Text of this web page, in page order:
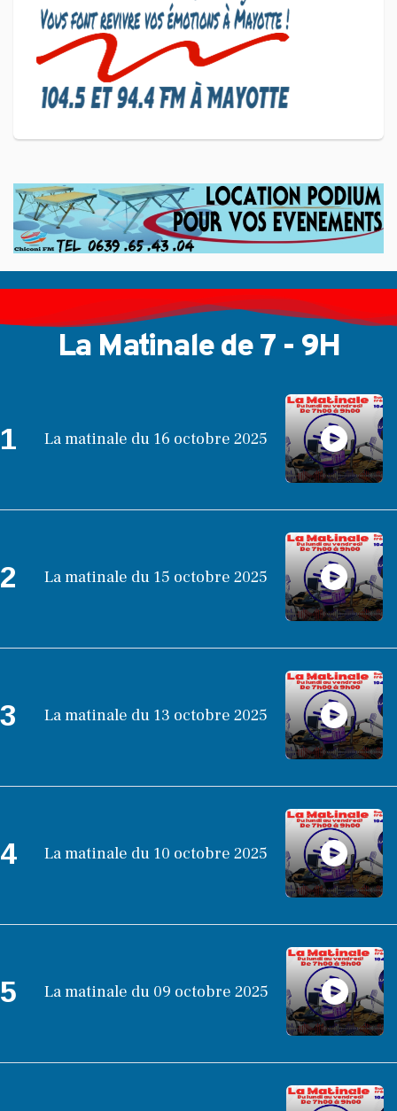
CULTURE ET SOCIÉTÉ
L'association Marovoanio et
Reska NI Kalamu pour la
Langue KIBOSI
La Matinale de 7 - 9H
1 La matinale du 16 octobre 2025
2 La matinale du 15 octobre 2025
3 La matinale du 13 octobre 2025
4 La matinale du 10 octobre 2025
5 La matinale du 09 octobre 2025